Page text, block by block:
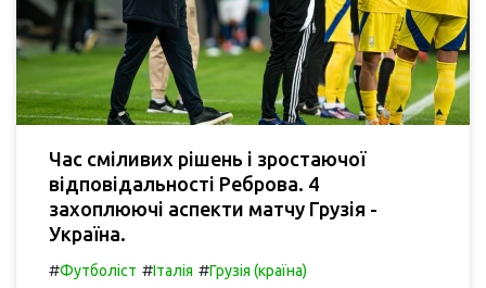
Час сміливих рішень і зростаючої
відповідальності Реброва. 4
захоплюючі аспекти матчу Грузія -
Україна.
#Футболіст #Італія #Грузія (країна)